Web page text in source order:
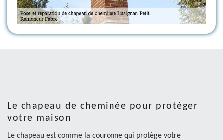
Le chapeau de cheminée pour protéger
votre maison
Le chapeau est comme la couronne qui protège votre